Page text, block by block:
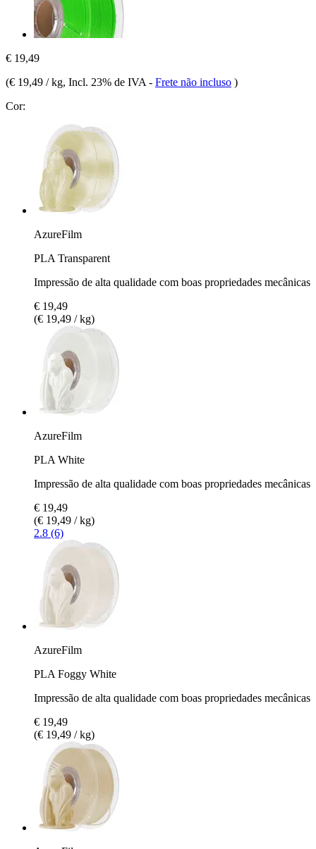
€ 19,49
(€ 19,49 / kg, Incl. 23% de IVA - Frete não incluso )
Cor:
AzureFilm
PLA Transparent
Impressão de alta qualidade com boas propriedades mecânicas
€ 19,49
(€ 19,49 / kg)
AzureFilm
PLA White
Impressão de alta qualidade com boas propriedades mecânicas
€ 19,49
(€ 19,49 / kg)
2.8 (6)
AzureFilm
PLA Foggy White
Impressão de alta qualidade com boas propriedades mecânicas
€ 19,49
(€ 19,49 / kg)